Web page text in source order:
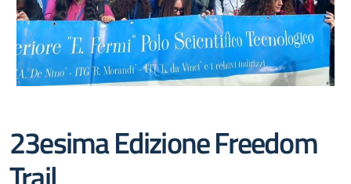
23esima Edizione Freedom